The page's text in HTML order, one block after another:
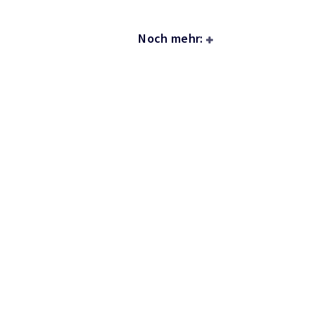
Noch mehr: